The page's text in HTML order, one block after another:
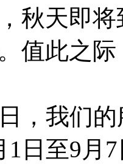
秋天即
值此之
，我们
1日至9月